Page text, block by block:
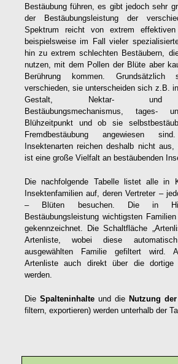
Bestäubung führen, es gibt jedoch sehr
der Bestäubungsleistung der
Spektrum reicht von extrem
beispielsweise im Fall vieler
hin zu extrem schlechten Bestäubern,
nutzen, mit dem Pollen der Blüte aber
Berührung kommen.
verschieden, sie unterscheiden sich z.B.
Gestalt, Nektar- und
Bestäubungsmechanismus, tages-
Blühzeitpunkt und ob sie
Fremdbestäubung angewiesen
Insektenarten reichen deshalb nicht aus,
ist eine große Vielfalt an bestäubenden
Die nachfolgende Tabelle listet alle in
Insektenfamilien auf, deren Vertreter –
– Blüten besuchen. Die in
Bestäubungsleistung wichtigsten
gekennzeichnet. Die Schaltfläche
Artenliste, wobei diese
ausgewählten Familie gefiltert wird.
Artenliste auch direkt über die dortige
werden.
Die Spalteninhalte und dieNutzung
filtern, exportieren) werden unterhalb der